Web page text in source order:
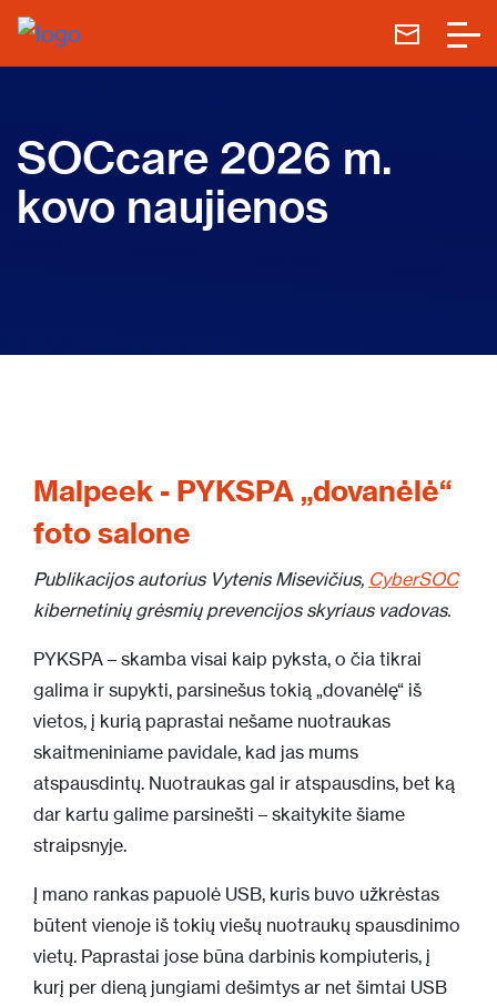
SOCcare 2026 m.
kovo naujienos
Malpeek - PYKSPA „dovanėlė“
foto salone
Publikacijos autorius Vytenis Misevičius, CyberSOC
kibernetinių grėsmių prevencijos skyriaus vadovas.
PYKSPA – skamba visai kaip pyksta, o čia tikrai
galima ir supykti, parsinešus tokią „dovanėlę“ iš
vietos, į kurią paprastai nešame nuotraukas
skaitmeniniame pavidale, kad jas mums
atspausdintų. Nuotraukas gal ir atspausdins, bet ką
dar kartu galime parsinešti – skaitykite šiame
straipsnyje.
Į mano rankas papuolė USB, kuris buvo užkrėstas
būtent vienoje iš tokių viešų nuotraukų spausdinimo
vietų. Paprastai jose būna darbinis kompiuteris, į
kurį per dieną jungiami dešimtys ar net šimtai USB